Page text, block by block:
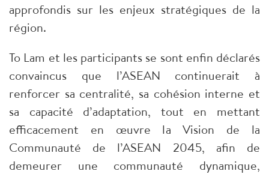
approfondis sur les enjeux stratégiques de la
région.
To Lam et les participants se sont enfin déclarés
convaincus que l’ASEAN continuerait à
renforcer sa centralité, sa cohésion interne et
sa capacité d’adaptation, tout en mettant
efficacement en œuvre la Vision de la
Communauté de l’ASEAN 2045, afin de
demeurer une communauté dynamique,